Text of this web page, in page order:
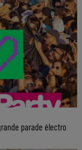
parade électro